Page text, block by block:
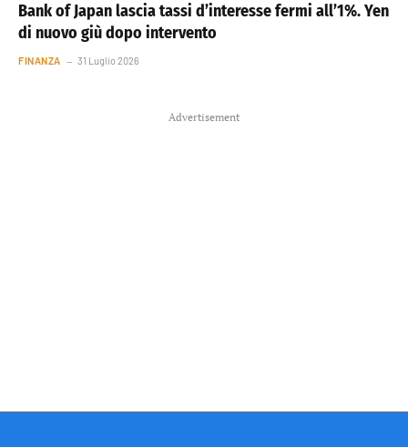
Bank of Japan lascia tassi d’interesse fermi all’1%. Yen
di nuovo giù dopo intervento
FINANZA 31 Luglio 2026
Advertisement